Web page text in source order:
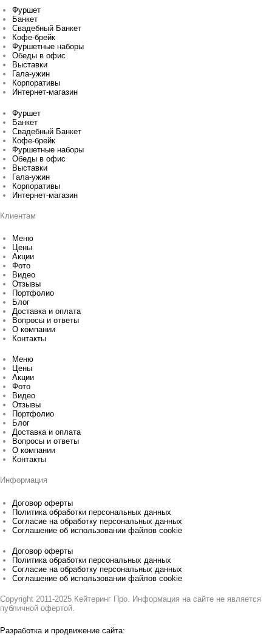
Фуршет
Банкет
Свадебный Банкет
Кофе-брейк
Фуршетные наборы
Обеды в офис
Выставки
Гала-ужин
Корпоративы
Интернет-магазин
Фуршет
Банкет
Свадебный Банкет
Кофе-брейк
Фуршетные наборы
Обеды в офис
Выставки
Гала-ужин
Корпоративы
Интернет-магазин
Клиентам
Меню
Цены
Акции
Фото
Видео
Отзывы
Портфолио
Блог
Доставка и оплата
Вопросы и ответы
О компании
Контакты
Меню
Цены
Акции
Фото
Видео
Отзывы
Портфолио
Блог
Доставка и оплата
Вопросы и ответы
О компании
Контакты
Информация
Договор оферты
Политика обработки персональных данных
Согласие на обработку персональных данных
Соглашение об использовании файлов cookie
Договор оферты
Политика обработки персональных данных
Согласие на обработку персональных данных
Соглашение об использовании файлов cookie
Copyright 2011-2025 Кейтеринг Про. Информация на сайте не является
публичной офертой.
Разработка и продвижение сайта: